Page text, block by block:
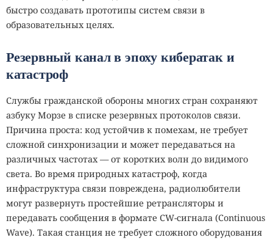
быстро создавать прототипы систем связи в
образовательных целях.
Резервный канал в эпоху кибератак и
катастроф
Службы гражданской обороны многих стран сохраняют
азбуку Морзе в списке резервных протоколов связи.
Причина проста: код устойчив к помехам, не требует
сложной синхронизации и может передаваться на
различных частотах — от коротких волн до видимого
света. Во время природных катастроф, когда
инфраструктура связи повреждена, радиолюбители
могут развернуть простейшие ретрансляторы и
передавать сообщения в формате CW-сигнала (Continuous
Wave). Такая станция не требует сложного оборудования